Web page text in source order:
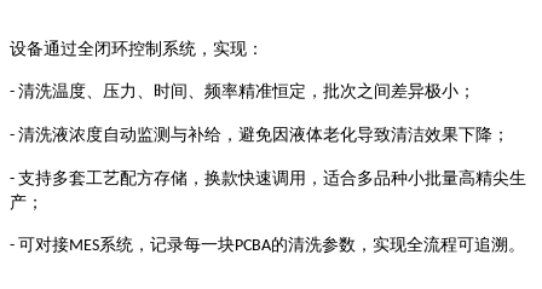
设备通过全闭环控制系统，实现：
- 清洗温度、压力、时间、频率精准恒定，批次之间差异极小；
- 清洗液浓度自动监测与补给，避免因液体老化导致清洁效果下降；
- 支持多套工艺配方存储，换款快速调用，适合多品种小批量高精尖生
产；
- 可对接MES系统，记录每一块PCBA的清洗参数，实现全流程可追溯。